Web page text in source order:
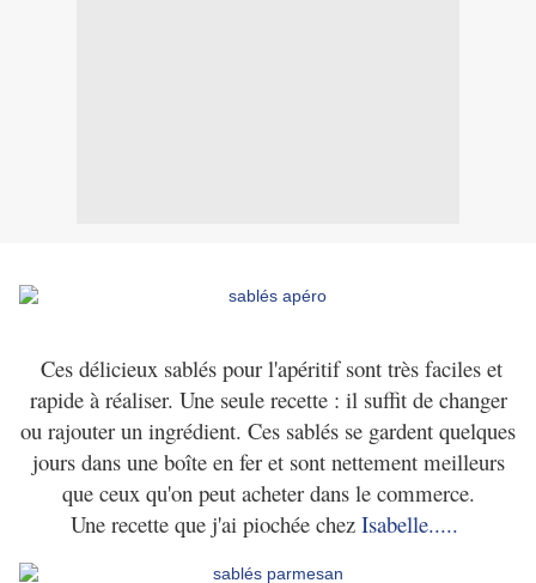
Ces délicieux sablés pour l'apéritif sont très faciles et
rapide à réaliser. Une seule recette : il suffit de changer
ou rajouter un ingrédient. Ces sablés se gardent quelques
jours dans une boîte en fer et sont nettement meilleurs
que ceux qu'on peut acheter dans le commerce.
Une recette que j'ai piochée chez Isabelle.....